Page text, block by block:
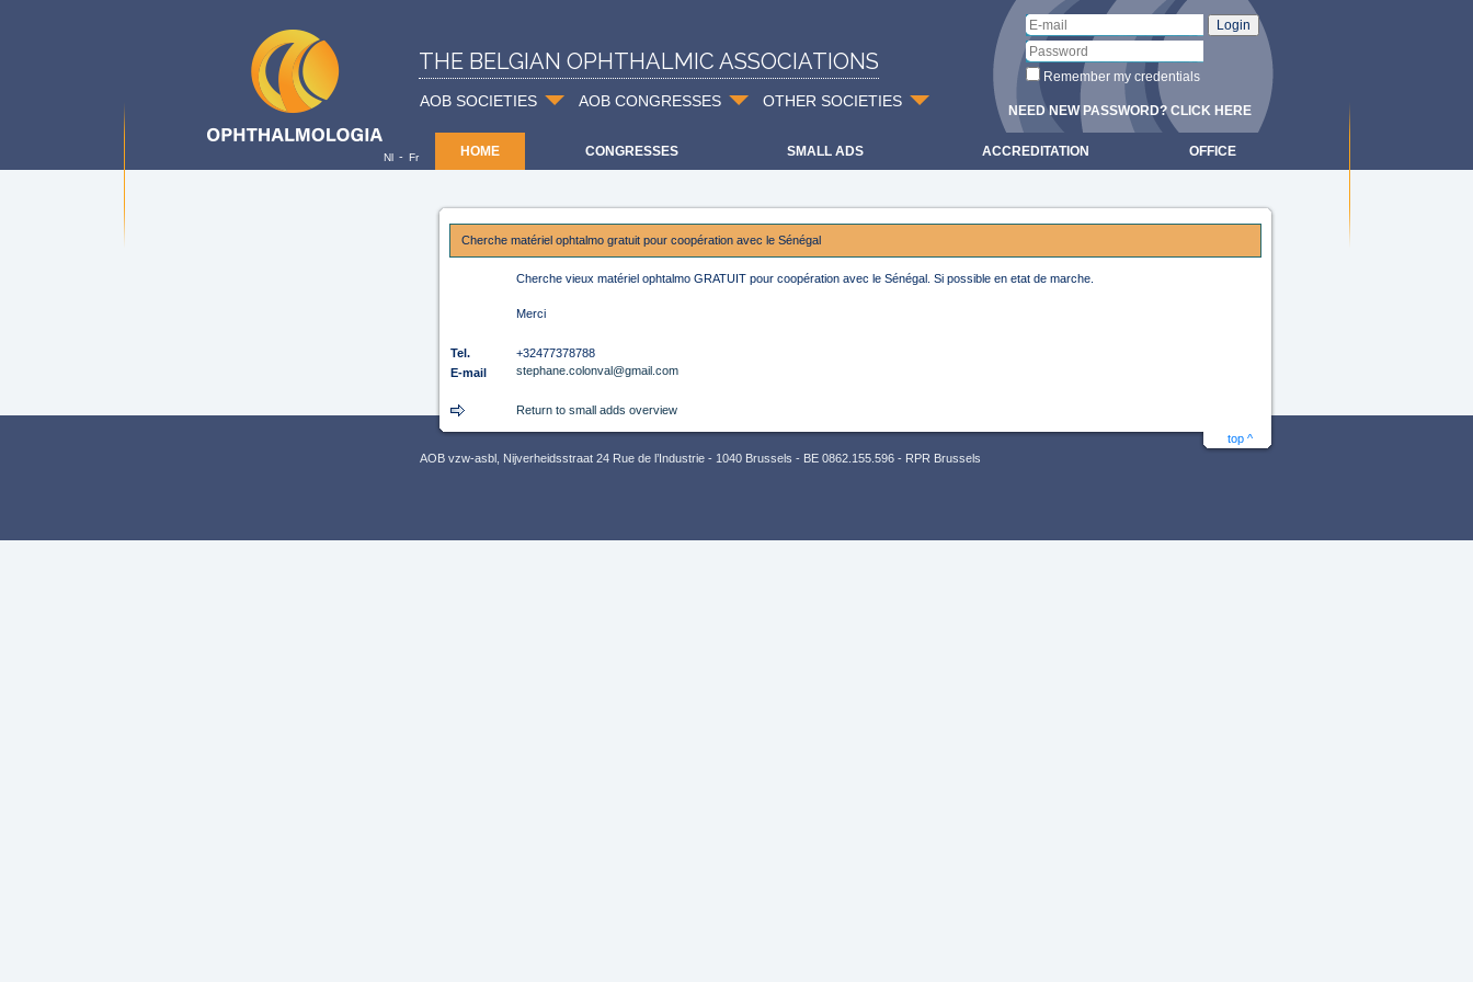
THE BELGIAN OPHTHALMIC ASSOCIATIONS
AOB SOCIETIES AOB CONGRESSES OTHER SOCIETIES
Remember my credentials
NEED NEW PASSWORD? CLICK HERE
HOME CONGRESSES SMALL ADS ACCREDITATION OFFICE
Nl - Fr
Cherche matériel ophtalmo gratuit pour coopération avec le Sénégal
Cherche vieux matériel ophtalmo GRATUIT pour coopération avec le Sénégal. Si possible en etat de marche.
Merci
Tel.
+32477378788
E-mail
stephane.colonval@gmail.com
Return to small adds overview
top ^
AOB vzw-asbl, Nijverheidsstraat 24 Rue de l’Industrie - 1040 Brussels - BE 0862.155.596 - RPR Brussels